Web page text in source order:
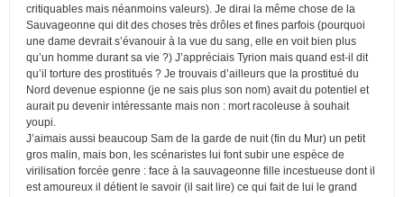
critiquables mais néanmoins valeurs). Je dirai la même chose de la
Sauvageonne qui dit des choses très drôles et fines parfois (pourquoi
une dame devrait s’évanouir à la vue du sang, elle en voit bien plus
qu’un homme durant sa vie ?) J’appréciais Tyrion mais quand est-il dit
qu’il torture des prostitués ? Je trouvais d’ailleurs que la prostitué du
Nord devenue espionne (je ne sais plus son nom) avait du potentiel et
aurait pu devenir intéressante mais non : mort racoleuse à souhait
youpi.
J’aimais aussi beaucoup Sam de la garde de nuit (fin du Mur) un petit
gros malin, mais bon, les scénaristes lui font subir une espèce de
virilisation forcée genre : face à la sauvageonne fille incestueuse dont il
est amoureux il détient le savoir (il sait lire) ce qui fait de lui le grand